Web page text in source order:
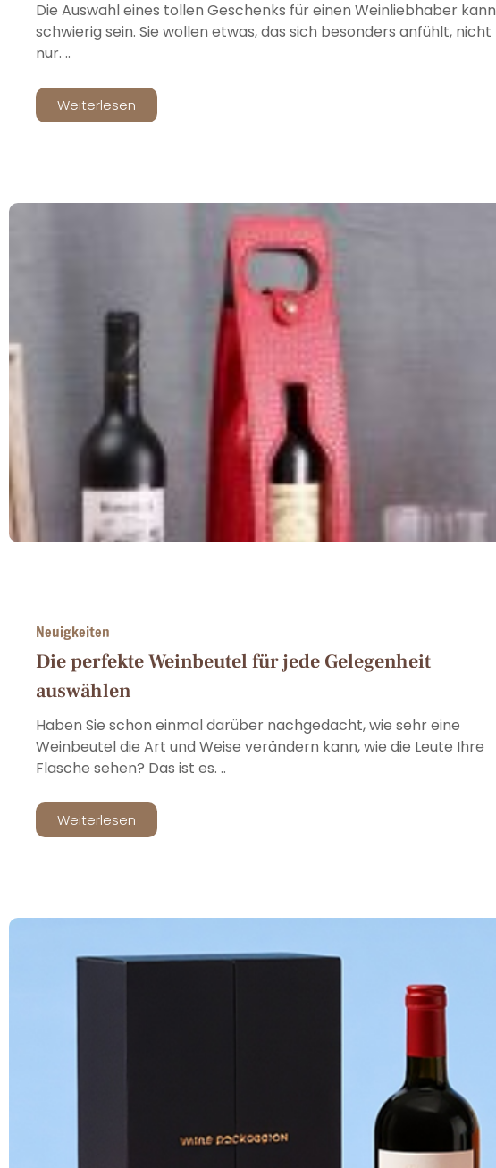
Die Auswahl eines tollen Geschenks für einen Weinliebhaber kann
schwierig sein. Sie wollen etwas, das sich besonders anfühlt, nicht
nur. ..
Weiterlesen
Neuigkeiten
Die perfekte Weinbeutel für jede Gelegenheit
auswählen
Haben Sie schon einmal darüber nachgedacht, wie sehr eine
Weinbeutel die Art und Weise verändern kann, wie die Leute Ihre
Flasche sehen? Das ist es. ..
Weiterlesen